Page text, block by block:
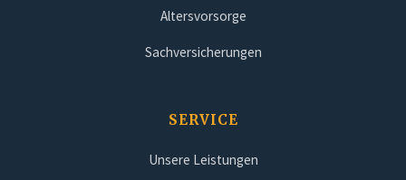
Altersvorsorge
Sachversicherungen
SERVICE
Unsere Leistungen